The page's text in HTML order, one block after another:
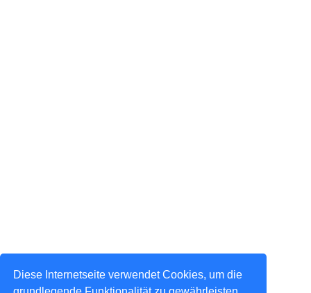
Diese Internetseite verwendet Cookies, um die